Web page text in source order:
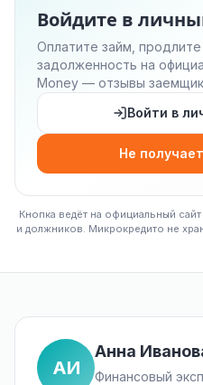
Войдите в
Оплатите займ,
задолженность на
Money — отзывы
Войти в
Не
Кнопка ведёт на официальный
и должников. Микрокредито не
АИ
Анна
Финансовый